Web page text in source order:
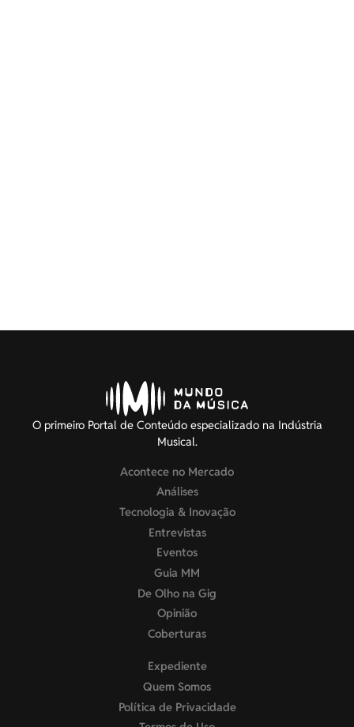
O primeiro Portal de Conteúdo especializado na Indústria
Musical.
Acontece no Mercado
Análises
Tecnologia & Inovação
Entrevistas
Eventos
Guia MM
De Olho na Gig
Opinião
Coberturas
Expediente
Quem Somos
Política de Privacidade